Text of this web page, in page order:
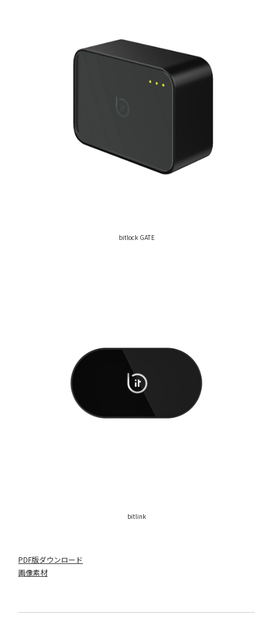
bitlock GATE
bitlink
PDF版ダウンロード
画像素材